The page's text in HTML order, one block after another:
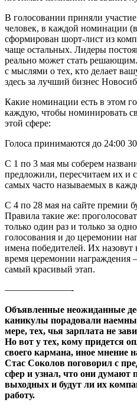
В голосовании приняли
человек, в каждой номинации
сформирован шорт-лист из
чаще остальных. Лидеры
реально может стать
с мыслями о тех, кто делает
здесь за лучший бизнес
Какие номинации есть в этом
каждую, чтобы номинировать
этой сфере:
Голоса принимаются до 24:00
С 1 по 3 мая мы соберем
предложили, пересчитаем их и
самых часто называемых в
С 4 по 28 мая на сайте премии
Правила такие же:
только один раз и только за
голосования и до церемонии
имена победителей. Их
время церемонии награждения
самый красивый этап.
———————-
Объявленные неожиданные
каникулы порадовали
мере, тех, чья зарплата не
Но вот у тех, кому придется
своего кармана, иное мнение
Стас Соколов поговорил с
сфер и узнал, что они думают
выходных и будут ли их
работу.